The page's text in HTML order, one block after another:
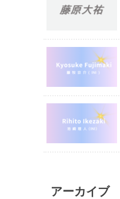
アーカイブ